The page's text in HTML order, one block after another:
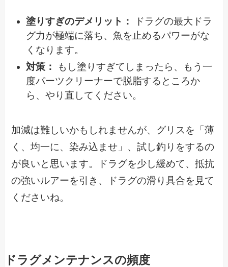
塗りすぎのデメリット：
ドラグの最大ドラ
グ力が極端に落ち、魚を止めるパワーがな
くなります。
対策：
もし塗りすぎてしまったら、もう一
度パーツクリーナーで脱脂するところか
ら、やり直してください。
加減は難しいかもしれませんが、グリスを「薄
く、均一に、染み込ませ」、試し釣りをするの
が良いと思います。ドラグを少し緩めて、抵抗
の強いルアーを引き、ドラグの滑り具合を見て
くださいね。
ドラグメンテナンスの頻度